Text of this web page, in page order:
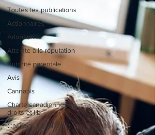
Toutes les publications
Actionnaires
Adoption
Atteinte à la réputation
Autorité parentale
Avis
Cannabis
Charte canadienne des
droits et lib
C.N.E.S.S.T. (CNESST)